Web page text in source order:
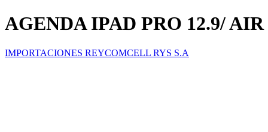
AGENDA IPAD PRO 12.9/
IMPORTACIONES REYCOMCELL RYS S.A